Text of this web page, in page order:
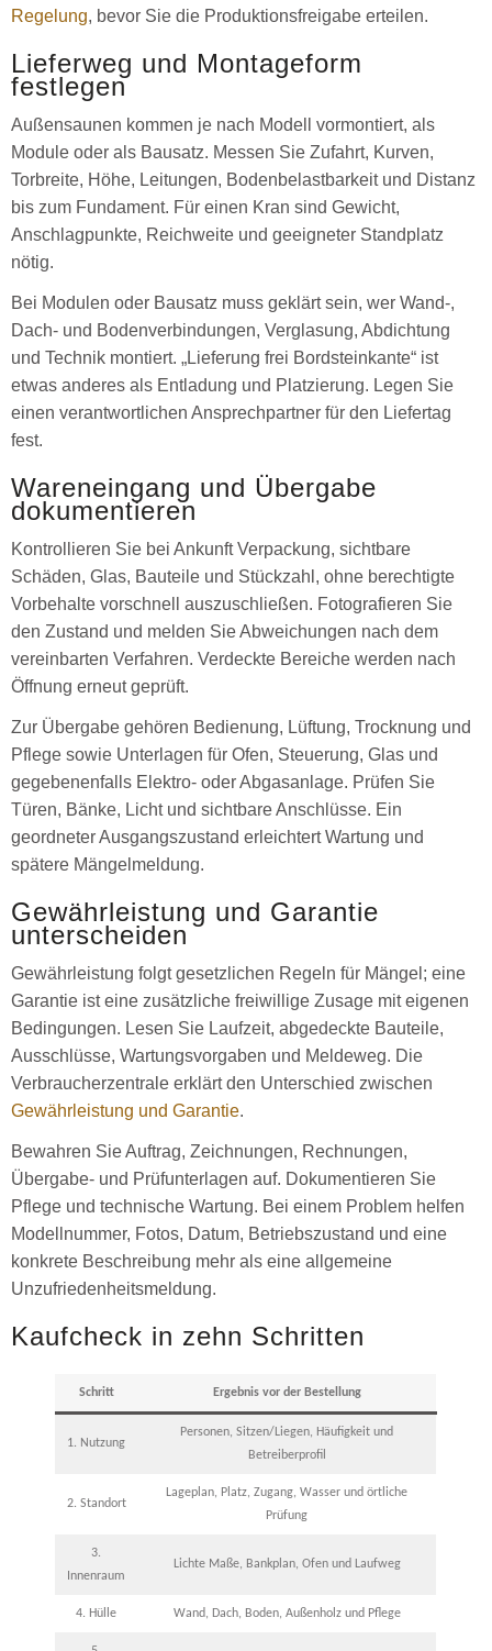
Regelung, bevor Sie die Produktionsfreigabe erteilen.
Lieferweg und Montageform
festlegen
Außensaunen kommen je nach Modell vormontiert, als
Module oder als Bausatz. Messen Sie Zufahrt, Kurven,
Torbreite, Höhe, Leitungen, Bodenbelastbarkeit und Distanz
bis zum Fundament. Für einen Kran sind Gewicht,
Anschlagpunkte, Reichweite und geeigneter Standplatz
nötig.
Bei Modulen oder Bausatz muss geklärt sein, wer Wand-,
Dach- und Bodenverbindungen, Verglasung, Abdichtung
und Technik montiert. „Lieferung frei Bordsteinkante“ ist
etwas anderes als Entladung und Platzierung. Legen Sie
einen verantwortlichen Ansprechpartner für den Liefertag
fest.
Wareneingang und Übergabe
dokumentieren
Kontrollieren Sie bei Ankunft Verpackung, sichtbare
Schäden, Glas, Bauteile und Stückzahl, ohne berechtigte
Vorbehalte vorschnell auszuschließen. Fotografieren Sie
den Zustand und melden Sie Abweichungen nach dem
vereinbarten Verfahren. Verdeckte Bereiche werden nach
Öffnung erneut geprüft.
Zur Übergabe gehören Bedienung, Lüftung, Trocknung und
Pflege sowie Unterlagen für Ofen, Steuerung, Glas und
gegebenenfalls Elektro- oder Abgasanlage. Prüfen Sie
Türen, Bänke, Licht und sichtbare Anschlüsse. Ein
geordneter Ausgangszustand erleichtert Wartung und
spätere Mängelmeldung.
Gewährleistung und Garantie
unterscheiden
Gewährleistung folgt gesetzlichen Regeln für Mängel; eine
Garantie ist eine zusätzliche freiwillige Zusage mit eigenen
Bedingungen. Lesen Sie Laufzeit, abgedeckte Bauteile,
Ausschlüsse, Wartungsvorgaben und Meldeweg. Die
Verbraucherzentrale erklärt den Unterschied zwischen
Gewährleistung und Garantie.
Bewahren Sie Auftrag, Zeichnungen, Rechnungen,
Übergabe- und Prüfunterlagen auf. Dokumentieren Sie
Pflege und technische Wartung. Bei einem Problem helfen
Modellnummer, Fotos, Datum, Betriebszustand und eine
konkrete Beschreibung mehr als eine allgemeine
Unzufriedenheitsmeldung.
Kaufcheck in zehn Schritten
Schritt Ergebnis vor der Bestellung
1. Nutzung
Personen, Sitzen/Liegen, Häufigkeit und
Betreiberprofil
2. Standort
Lageplan, Platz, Zugang, Wasser und örtliche
Prüfung
3.
Innenraum
Lichte Maße, Bankplan, Ofen und Laufweg
4. Hülle Wand, Dach, Boden, Außenholz und Pflege